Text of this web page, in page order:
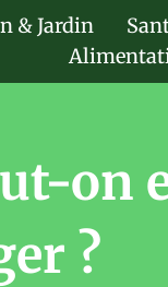
& Jardin
on
?